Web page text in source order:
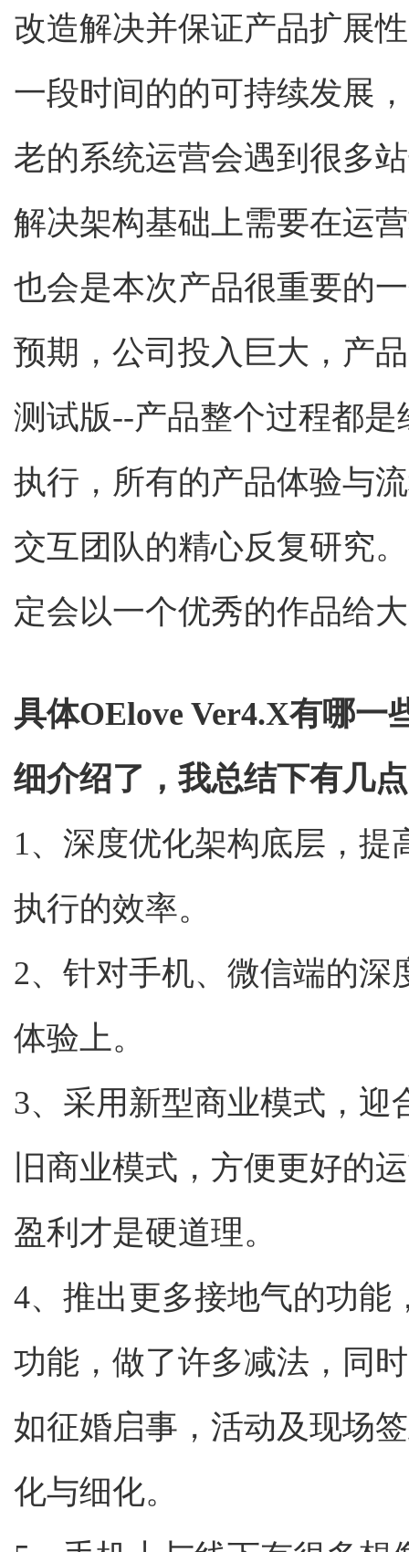
改造解决并保证产品扩展
一段时间的的可持续发展
老的系统运营会遇到很多
解决架构基础上需要在运
也会是本次产品很重要的
预期，公司投入巨大，产
测试版--产品整个过程都
执行，所有的产品体验与
交互团队的精心反复研究
定会以一个优秀的作品给
具体OElove Ver4.X有哪一
细介绍了，我总结下有几
1、深度优化架构底层，
执行的效率。
2、针对手机、微信端的深
体验上。
3、采用新型商业模式，迎
旧商业模式，方便更好的
盈利才是硬道理。
4、推出更多接地气的功能
功能，做了许多减法，同
如征婚启事，活动及现场
化与细化。